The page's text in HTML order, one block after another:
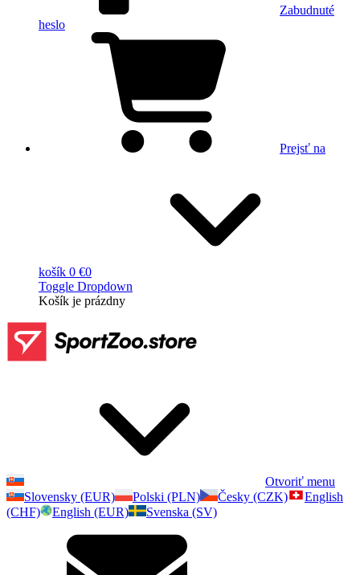
Zabudnuté
heslo
Prejsť na
košík 0 €0
Toggle Dropdown
Košík je prázdny
Otvoriť menu
Slovensky (EUR)
Polski (PLN) Česky (CZK)
English
(CHF)
English (EUR) Svenska (SV)